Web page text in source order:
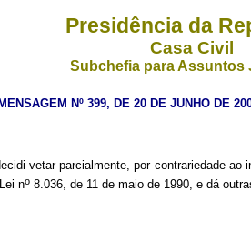
Presidência da
Casa Civil
Subchefia para Assuntos
MENSAGEM Nº 399, DE 20 DE JUNHO DE
vetar parcialmente, por contrariedade ao
no 8.036, de 11 de maio de 1990, e dá